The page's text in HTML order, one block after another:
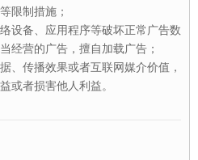
限制措施；
备、应用程序等破坏正常广告数
经营的广告，擅自加载广告；
传播效果或者互联网媒介价值，
或者损害他人利益。